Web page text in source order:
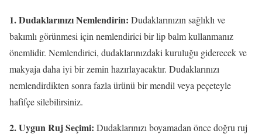
1. Dudaklarınızı Nemlendirin: Dudaklarınızın sağlıklı ve
bakımlı görünmesi için nemlendirici bir lip balm kullanmanız
önemlidir. Nemlendirici, dudaklarınızdaki kuruluğu giderecek ve
makyaja daha iyi bir zemin hazırlayacaktır. Dudaklarınızı
nemlendirdikten sonra fazla ürünü bir mendil veya peçeteyle
hafifçe silebilirsiniz.
2. Uygun Ruj Seçimi: Dudaklarınızı boyamadan önce doğru ruj